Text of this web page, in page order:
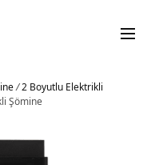
/2 Boyutlu Elektrikli
Şömine